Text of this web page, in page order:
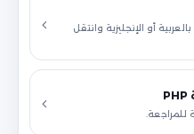
أو الإنجليزية وانتقل
للمراجعة.